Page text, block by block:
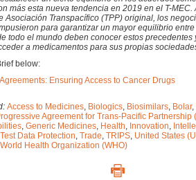
más esta nueva tendencia en 2019 en el T-
Asociación Transpacífico (TPP) original, los
para garantizar un mayor equilibrio
todo el mundo deben conocer estos
a medicamentos para sus propias
below:
Ensuring Access to Cancer Drugs
Access to Medicines, Biologics, Biosimilars, Bolar,
Agreement for Trans-Pacific Partnership
, Generic Medicines, Health, Innovation,
Test Data Protection, Trade, TRIPS, United States
World Health Organization (WHO)